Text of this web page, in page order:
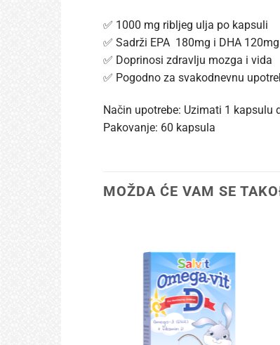
✅ 1000 mg ribljeg ulja po kapsuli
✅ Sadrži EPA 180mg i DHA
✅ Doprinosi zdravlju mozga i vida
✅ Pogodno za svakodnevnu
Način upotrebe: Uzimati 1 kapsulu
Pakovanje: 60 kapsula
MOŽDA ĆE VAM SE